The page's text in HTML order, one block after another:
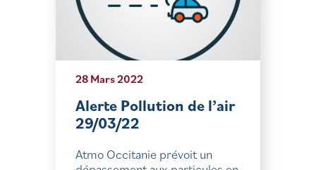
28 Mars 2022
Alerte Pollution de l’air
29/03/22
Atmo Occitanie prévoit un